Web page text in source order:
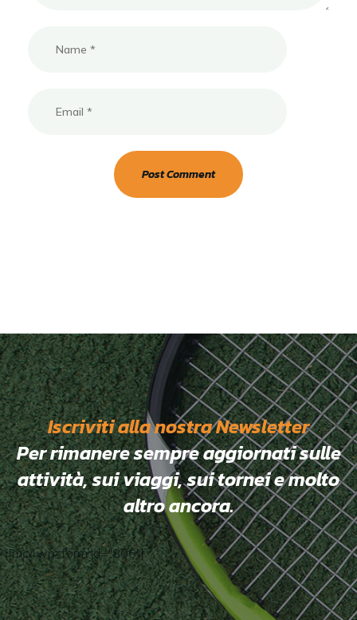
Iscriviti alla nostra Newsletter
Per rimanere sempre aggiornati sulle
attività, sui viaggi, sui tornei e molto
altro ancora.
[mc4wp_form id="806"]